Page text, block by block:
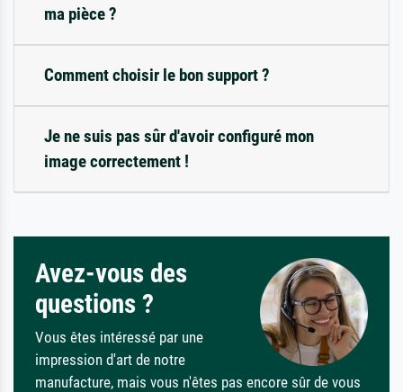
ma pièce ?
Comment choisir le bon support ?
Je ne suis pas sûr d'avoir configuré mon
image correctement !
Avez-vous des
questions ?
Vous êtes intéressé par une
impression d'art de notre
manufacture, mais vous n'êtes pas encore sûr de vous